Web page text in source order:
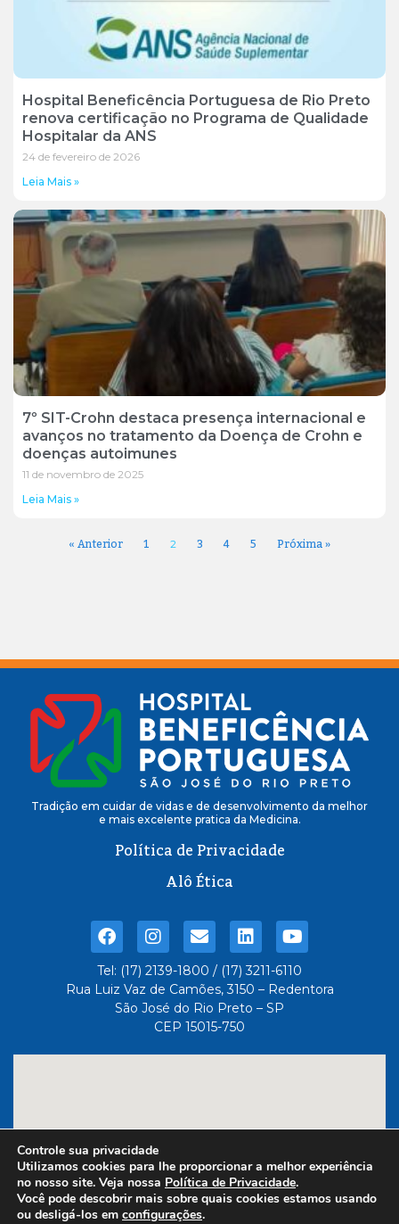
Hospital Beneficência Portuguesa de Rio Preto
renova certificação no Programa de Qualidade
Hospitalar da ANS
24 de fevereiro de 2026
Leia Mais »
7º SIT-Crohn destaca presença internacional e
avanços no tratamento da Doença de Crohn e
doenças autoimunes
11 de novembro de 2025
Leia Mais »
« Anterior 1 2 3 4 5 Próxima »
Tradição em cuidar de vidas e de desenvolvimento da melhor
e mais excelente pratica da Medicina.
Política de Privacidade
Alô Ética
Tel: (17) 2139-1800 / (17) 3211-6110
Rua Luiz Vaz de Camões, 3150 – Redentora
São José do Rio Preto – SP
CEP 15015-750
Controle sua privacidade
Utilizamos cookies para lhe proporcionar a melhor experiência
no nosso site. Veja nossa Política de Privacidade.
Você pode descobrir mais sobre quais cookies estamos usando
ou desligá-los em configurações.